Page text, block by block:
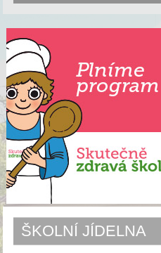
ŠKOLNÍ JÍDELNA